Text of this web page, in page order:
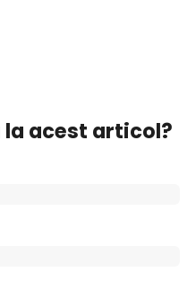
acest articol?